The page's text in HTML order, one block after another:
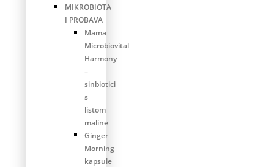
MIKROBIOTA
I PROBAVA
Mama
Microbiovital
Harmony
–
sinbiotici
s
listom
maline
Ginger
Morning
kapsule